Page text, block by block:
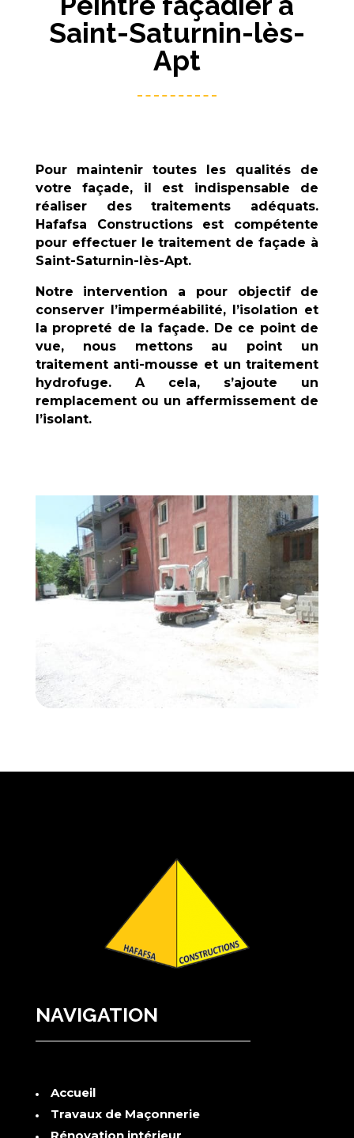
Saint-Saturnin-lès-
Apt
Pour maintenir toutes les qualités de
votre façade, il est indispensable de
réaliser des traitements adéquats.
Hafafsa Constructionsest compétente
pour effectuer le traitement de façade à
Saint-Saturnin-lès-Apt.
Notre intervention a pour objectif de
conserver l’imperméabilité, l’isolation et
la propreté de la façade. De ce point de
vue, nous mettons au point un
traitement anti-mousse et un traitement
hydrofuge. A cela, s’ajoute un
remplacement ou un affermissement de
l’isolant.
NAVIGATION
Accueil
Travaux de Maçonnerie